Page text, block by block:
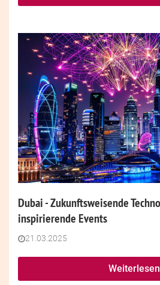
Dubai - Zukunftsweisende
inspirierende Events
21.03.2025
Weiterlesen